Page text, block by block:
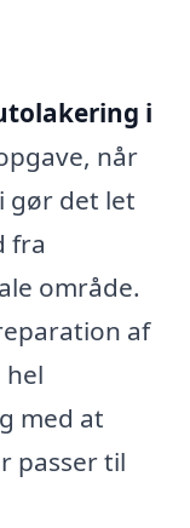
i
når
gør det let
fra
område.
af
hel
med at
passer til